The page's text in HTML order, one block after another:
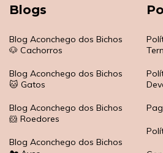
Blogs
Blog Aconchego dos Bichos
🐶 Cachorros
Blog Aconchego dos Bichos
🐱 Gatos
Blog Aconchego dos Bichos
🐹 Roedores
Blog Aconchego dos Bichos